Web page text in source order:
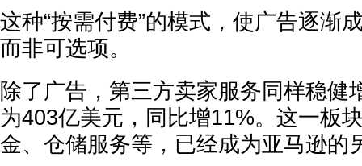
这种“按需付费”的模式，使广告逐渐
而非可选项。
除了广告，第三方卖家服务同样稳健
为403亿美元，同比增11%。这一板
金、仓储服务等，已经成为亚马逊的